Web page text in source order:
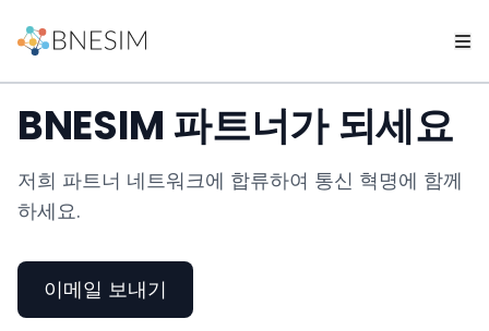
BNESIM 파트너가 되세요
저희 파트너 네트워크에 합류하여 통신 혁명에 함께
하세요.
이메일 보내기